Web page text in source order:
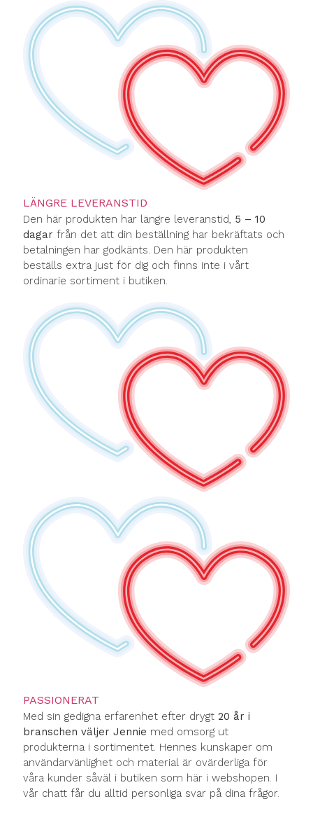
LÄNGRE LEVERANSTID
Den här produkten har längre leveranstid, 5 – 10
dagar från det att din beställning har bekräftats och
betalningen har godkänts. Den här produkten
beställs extra just för dig och finns inte i vårt
ordinarie sortiment i butiken.
PASSIONERAT
Med sin gedigna erfarenhet efter drygt 20 år i
branschen väljer Jennie med omsorg ut
produkterna i sortimentet. Hennes kunskaper om
användarvänlighet och material är ovärderliga för
våra kunder såväl i butiken som här i webshopen. I
vår chatt får du alltid personliga svar på dina frågor.